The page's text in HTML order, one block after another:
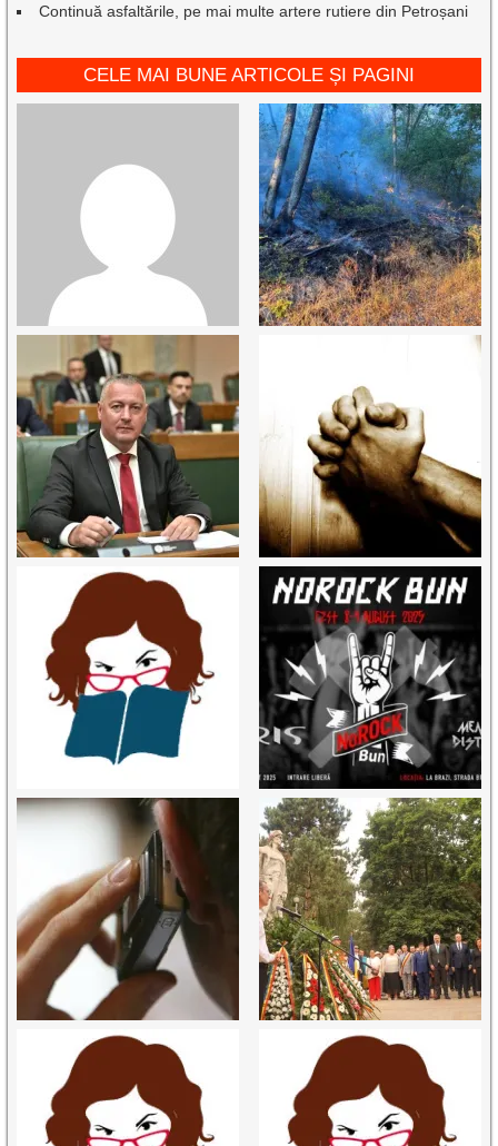
Continuă asfaltările, pe mai multe artere rutiere din Petroșani
CELE MAI BUNE ARTICOLE ȘI PAGINI